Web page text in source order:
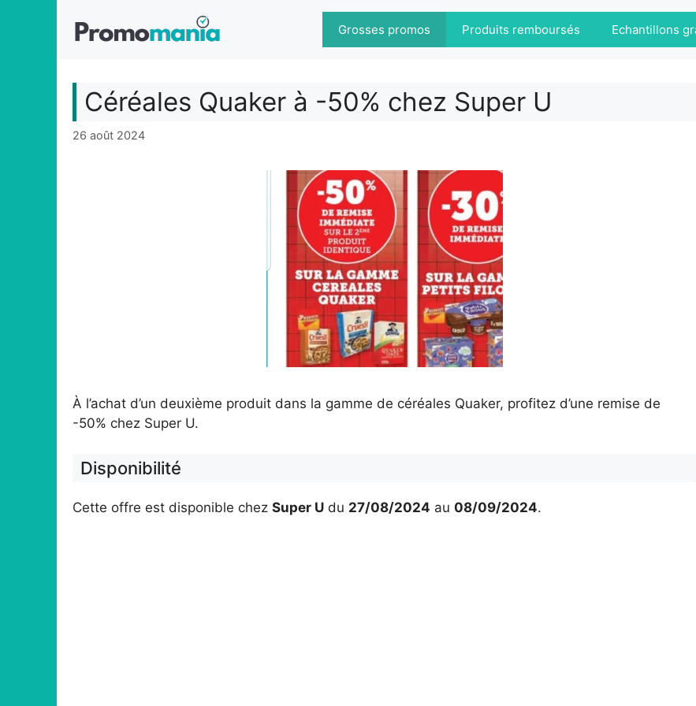
Grosses promos Produits remboursés Echantillons
Céréales Quaker à -50% chez Super U
26 août 2024
À l’achat d’un deuxième produit dans la gamme de céréales Quaker, profitez d’une remise de
-50% chez Super U.
Disponibilité
Cette offre est disponible chez Super U du 27/08/2024 au 08/09/2024.